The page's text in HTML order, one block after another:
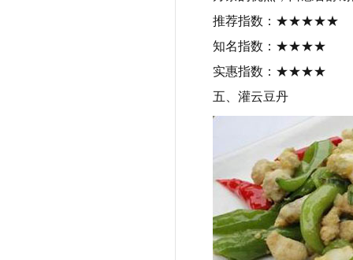
推荐指数：★★★★★
知名指数：★★★★
实惠指数：★★★★
五、灌云豆丹